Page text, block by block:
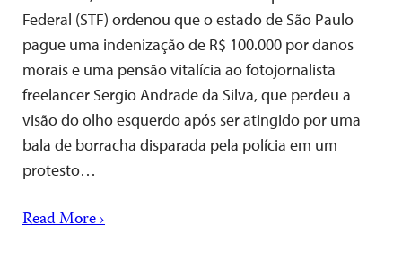
Federal (STF) ordenou que o estado de São Paulo
pague uma indenização de R$ 100.000 por danos
morais e uma pensão vitalícia ao fotojornalista
freelancer Sergio Andrade da Silva, que perdeu a
visão do olho esquerdo após ser atingido por uma
bala de borracha disparada pela polícia em um
protesto…
Read More ›